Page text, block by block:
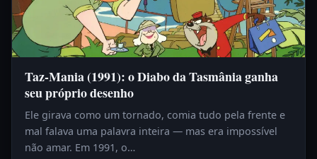
Taz-Mania (1991): o Diabo da Tasmânia ganha
seu próprio desenho
Ele girava como um tornado, comia tudo pela frente e
mal falava uma palavra inteira — mas era impossível
não amar. Em 1991, o…